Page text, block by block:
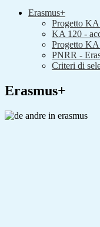
Erasmus+
Progetto
KA 120 -
Progetto KA
PNRR -
Criteri di
Erasmus+